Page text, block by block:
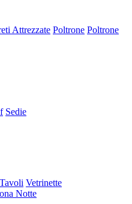
Attrezzate Poltrone Poltrone
Sedie
Tavoli Vetrinette
Notte